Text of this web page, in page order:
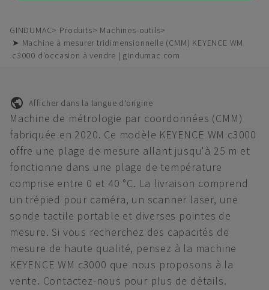
GINDUMAC Produits
Machines-outils
➤ Machine à mesurer tridimensionnelle (CMM) KEYENCE WM
c3000 d'occasion à vendre | gindumac.com
Afficher dans la langue d'origine
Machine de métrologie par coordonnées (CMM)
fabriquée en 2020. Ce modèle KEYENCE WM c3000
offre une plage de mesure allant jusqu'à 25 m et
fonctionne dans une plage de température
comprise entre 0 et 40 °C. La livraison comprend
un trépied pour caméra, un scanner laser, une
sonde tactile portable et diverses pointes de
mesure. Si vous recherchez des capacités de
mesure de haute qualité, pensez à la machine
KEYENCE WM c3000 que nous proposons à la
vente. Contactez-nous pour plus de détails.